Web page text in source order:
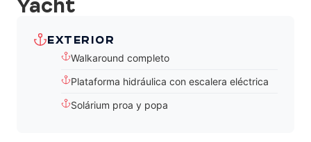
Yacht
EXTERIOR
Walkaround completo
Plataforma hidráulica con escalera eléctrica
Solárium proa y popa